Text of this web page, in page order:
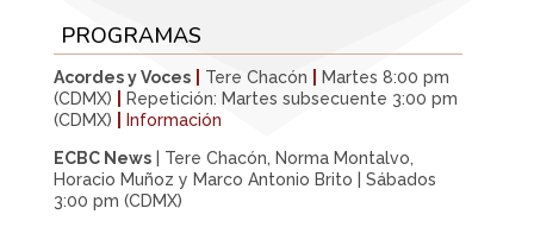
PROGRAMAS
Acordes y Voces Tere Chacón
Martes 8:00 pm
(CDMX)
Repetición: Martes subsecuente 3:00 pm
(CDMX)
Información
ECBC News| Tere Chacón, Norma Montalvo,
Horacio Muñoz y Marco Antonio Brito | Sábados
3:00 pm (CDMX)